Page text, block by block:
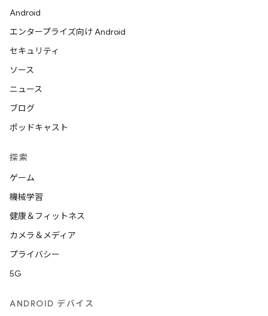
Android
エンタープライズ向け Android
セキュリティ
ソース
ニュース
ブログ
ポッドキャスト
探索
ゲーム
機械学習
健康＆フィットネス
カメラ＆メディア
プライバシー
5G
ANDROID デバイス